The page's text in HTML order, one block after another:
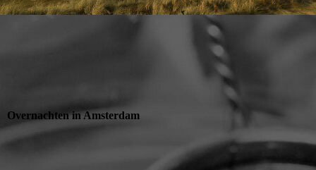
Overnachten in Amsterdam